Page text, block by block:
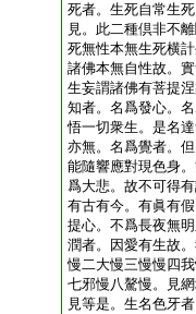
死者。生死自常生
見。此二種倶非不
死無性本無生死横
諸佛本無自性故。
生妄謂諸佛有菩提
知者。名爲發心。
悟一切衆生。是名
亦無。名爲覺者。
能隨響應對現色身
爲大悲。故不可得
有古有今。有眞有
提心。不爲長夜無
潤者。因愛有生故
慢二大慢三慢慢四
七邪慢八驁慢。見
見等是。生名色牙